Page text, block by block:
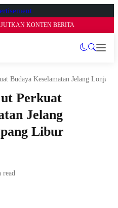
KONTEN BERITA
Budaya Keselamatan Jelang
Perkuat
Jelang
Libur
read